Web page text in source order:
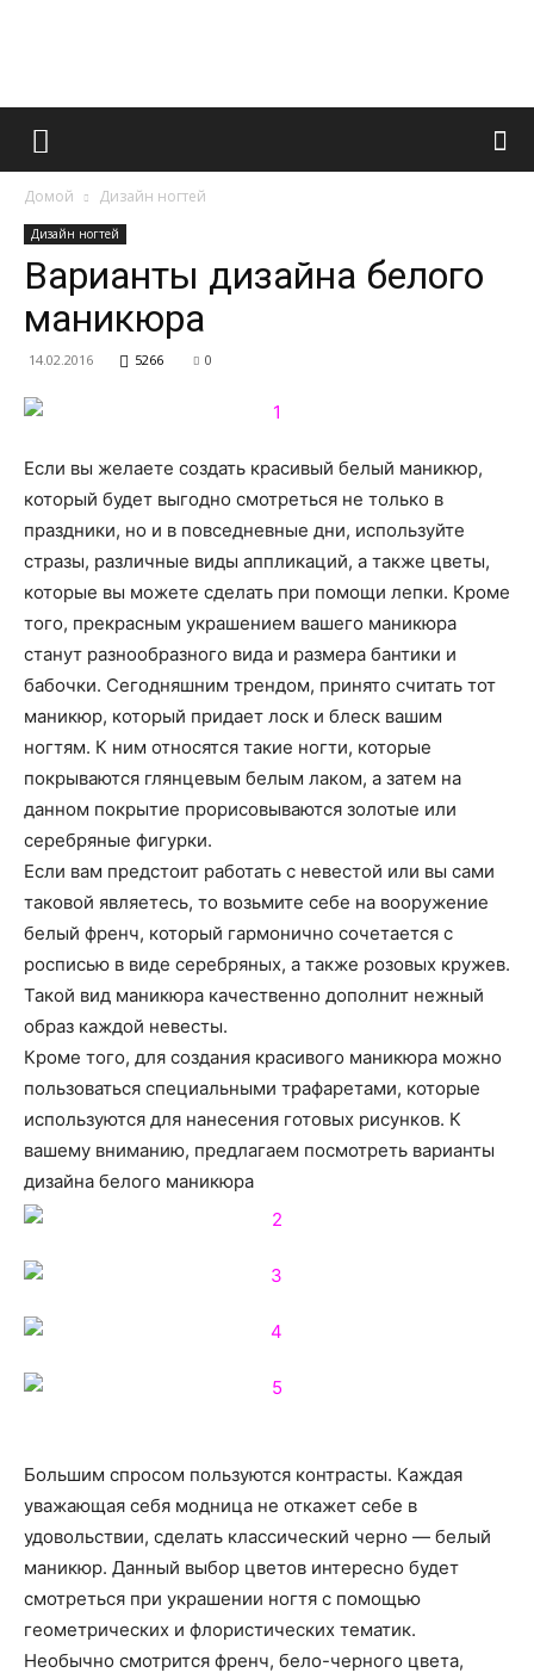
Французский
о
Домой Дизайн ногтей
Дизайн ногтей
Варианты дизайна белого
маникюра
14.02.2016 5266 0
Если вы желаете создать красивый белый маникюр,
который будет выгодно смотреться не только в
праздники, но и в повседневные дни, используйте
стразы, различные виды аппликаций, а также цветы,
которые вы можете сделать при помощи лепки. Кроме
того, прекрасным украшением вашего маникюра
станут разнообразного вида и размера бантики и
бабочки. Сегодняшним трендом, принято считать тот
маникюр, который придает лоск и блеск вашим
ногтям. К ним относятся такие ногти, которые
покрываются глянцевым белым лаком, а затем на
данном покрытие прорисовываются золотые или
серебряные фигурки.
Если вам предстоит работать с невестой или вы сами
таковой являетесь, то возьмите себе на вооружение
белый френч, который гармонично сочетается с
росписью в виде серебряных, а также розовых кружев.
Такой вид маникюра качественно дополнит нежный
образ каждой невесты.
Кроме того, для создания красивого маникюра можно
пользоваться специальными трафаретами, которые
используются для нанесения готовых рисунков. К
вашему вниманию, предлагаем посмотреть варианты
дизайна белого маникюра
Большим спросом пользуются контрасты. Каждая
уважающая себя модница не откажет себе в
удовольствии, сделать классический черно — белый
маникюр. Данный выбор цветов интересно будет
смотреться при украшении ногтя с помощью
геометрических и флористических тематик.
Необычно смотрится френч, бело-черного цвета,